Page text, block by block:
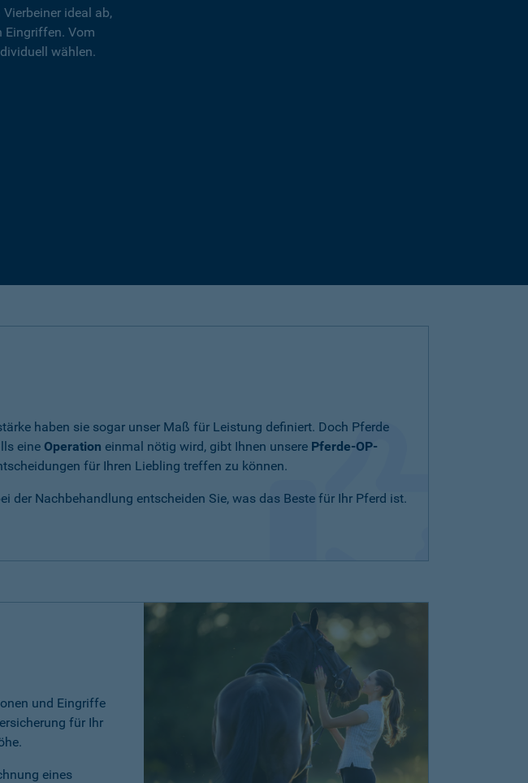
ideal ab,
Eingriffen. Vom
wählen.
haben sie sogar unser Maß für Leistung definiert. Doch Pferde
eine Operation einmal nötig wird, gibt Ihnen unsere Pferde-OP-
für Ihren Liebling treffen zu können.
der Nachbehandlung entscheiden Sie, was das Beste für Ihr Pferd ist.
und Eingriffe
für Ihr
eines